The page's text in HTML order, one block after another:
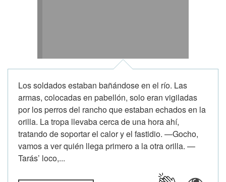
Los soldados estaban bañándose en el río. Las
armas, colocadas en pabellón, solo eran vigiladas
por los perros del rancho que estaban echados en la
orilla. La tropa llevaba cerca de una hora ahí,
tratando de soportar el calor y el fastidio. —Gocho,
vamos a ver quién llega primero a la otra orilla. —
Tarás’ loco,...